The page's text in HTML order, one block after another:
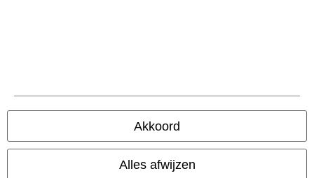
Akkoord
Alles afwijzen
Bedrijfsgegevens
Privacyverklaring
Verklaring van conformiteit